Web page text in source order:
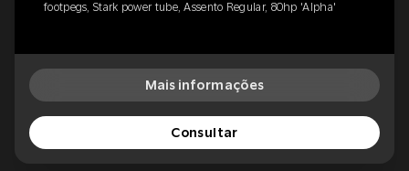
footpegs, Stark power tube, Assento Regular, 80hp 'Alpha'
Mais informações
Consultar